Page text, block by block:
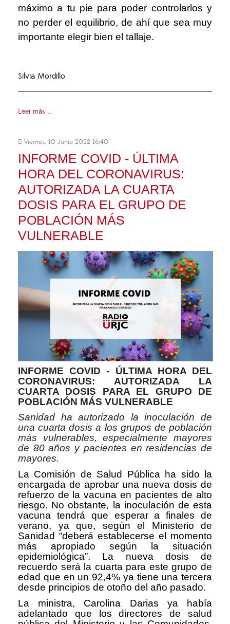
máximo a tu pie para poder controlarlos y
no perder el equilibrio, de ahí que sea muy
importante elegir bien el tallaje.
Silvia Mordillo
Leer más ...
Viernes, 10 Junio 2022 16:40
INFORME COVID - ÚLTIMA
HORA DEL CORONAVIRUS:
AUTORIZADA LA CUARTA
DOSIS PARA EL GRUPO DE
POBLACIÓN MÁS
VULNERABLE
INFORME COVID - ÚLTIMA HORA DEL
CORONAVIRUS: AUTORIZADA LA
CUARTA DOSIS PARA EL GRUPO DE
POBLACIÓN MÁS VULNERABLE
Sanidad ha autorizado la inoculación de
una cuarta dosis a los grupos de población
más vulnerables, especialmente mayores
de 80 años y pacientes en residencias de
mayores.
La Comisión de Salud Pública ha sido la
encargada de aprobar una nueva dosis de
refuerzo de la vacuna en pacientes de alto
riesgo. No obstante, la inoculación de esta
vacuna tendrá que esperar a finales de
verano, ya que, según el Ministerio de
Sanidad “deberá establecerse el momento
más apropiado según la situación
epidemiológica”. La nueva dosis de
recuerdo será la cuarta para este grupo de
edad que en un 92,4% ya tiene una tercera
desde principios de otoño del año pasado.
La ministra, Carolina Darias ya había
adelantado que los directores de salud